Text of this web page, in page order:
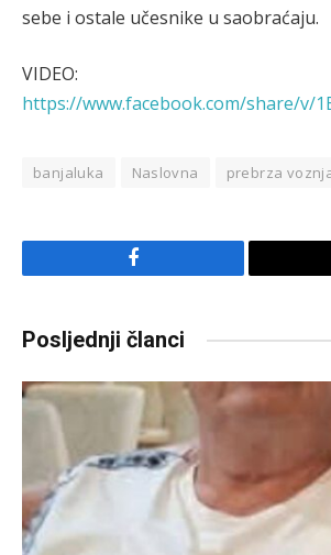
sebe i ostale učesnike u saobraćaju.
VIDEO:
https://www.facebook.com/share/v/
banjaluka Naslovna prebrza
Facebook
Posljednji članci